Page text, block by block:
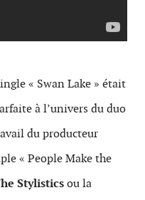
« Swan Lake » était
à l’univers du duo
du producteur
« People Make the
Stylisticsou la